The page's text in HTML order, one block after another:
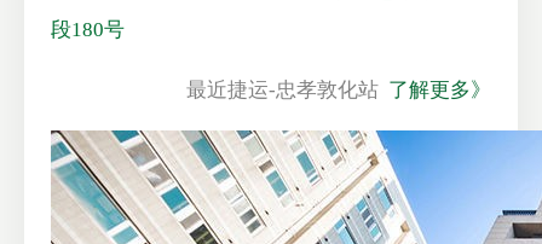
段180号
最近捷运-忠孝敦化站 了解更多》